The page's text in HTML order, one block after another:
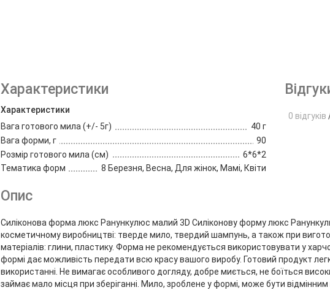
Характеристики
Характеристики
Вага готового мила (+/- 5г)
40 г
Вага форми, г
90
Розмір готового мила (см)
6*6*2
Тематика форм
8 Березня, Весна, Для жінок, Мамі, Квіти
0 відгуків
Опис
Силіконова форма люкс Ранункулюс малий 3D Силіконову форму люкс
косметичному виробництві: тверде мило, твердий шампунь, а також при
матеріалів: глини, пластику. Форма не рекомендується використовувати у
формі дає можливість передати всю красу вашого виробу. Готовий продукт
використанні. Не вимагає особливого догляду, добре миється, не боїться
займає мало місця при зберіганні. Мило, зроблене у формі, може бути